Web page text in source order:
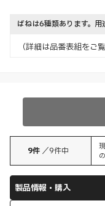
ばねは6種類あります。用
（詳細は品番表組をご
9件 ／9件中
製品情報・購入